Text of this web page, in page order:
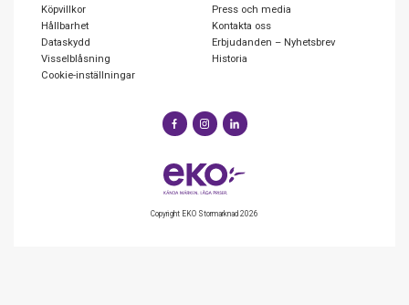
Köpvillkor
Hållbarhet
Dataskydd
Visselblåsning
Cookie-inställningar
Press och media
Kontakta oss
Erbjudanden – Nyhetsbrev
Historia
Copyright EKO Stormarknad 2026